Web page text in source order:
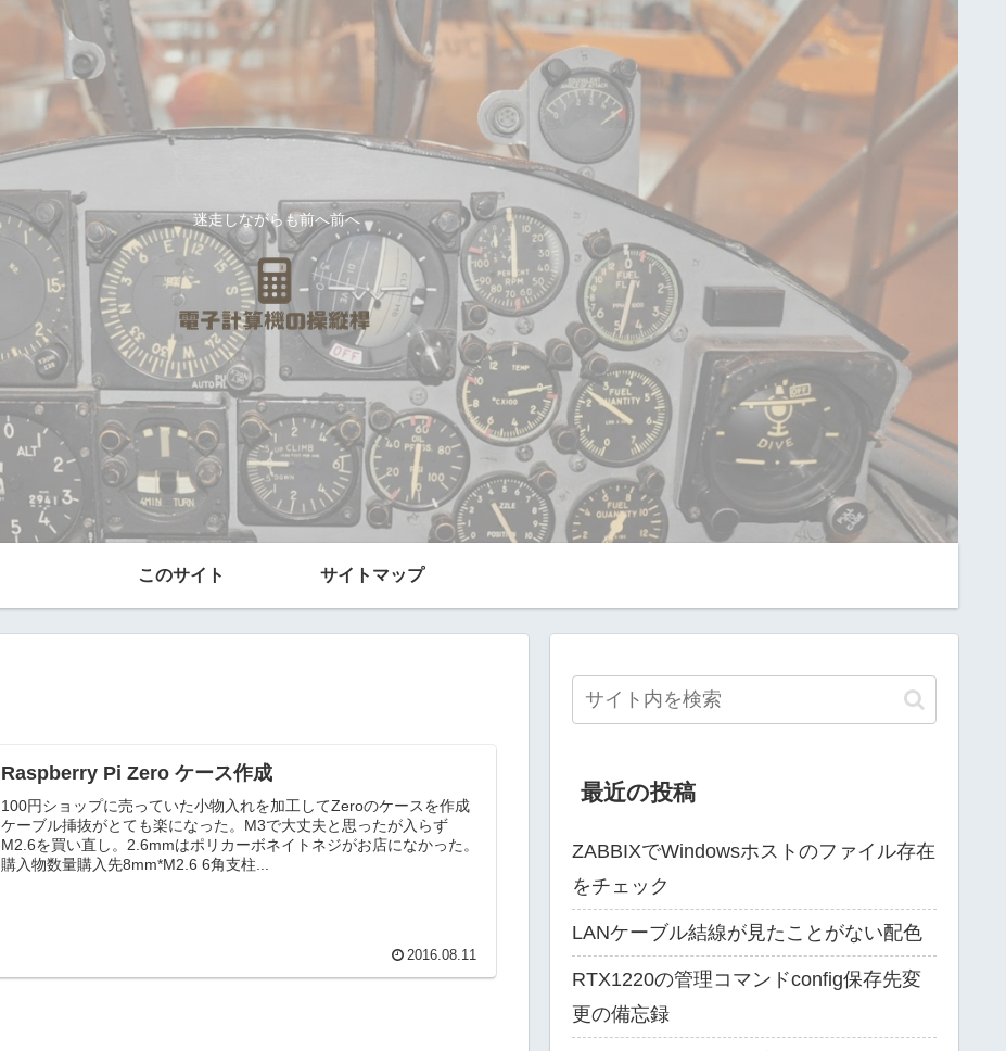
迷走しながらも前へ前へ
このサイト サイトマップ
Raspberry Pi Zero ケース作成
100円ショップに売っていた小物入れを加工してZeroのケースを作成
ケーブル挿抜がとても楽になった。M3で大丈夫と思ったが入らず
M2.6を買い直し。2.6mmはポリカーボネイトネジがお店になかった。
購入物数量購入先8mm*M2.6 6角支柱...
2016.08.11
最近の投稿
ZABBIXでWindowsホストのファイル存在
をチェック
LANケーブル結線が見たことがない配色
RTX1220の管理コマンドconfig保存先変
更の備忘録